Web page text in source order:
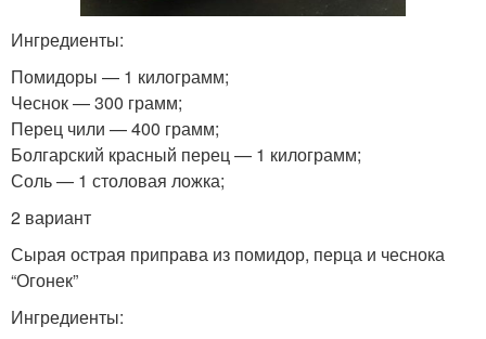
Ингредиенты:
Помидоры — 1 килограмм;
Чеснок — 300 грамм;
Перец чили — 400 грамм;
Болгарский красный перец — 1 килограмм;
Соль — 1 столовая ложка;
2 вариант
Сырая острая приправа из помидор, перца и чеснока
“Огонек”
Ингредиенты: